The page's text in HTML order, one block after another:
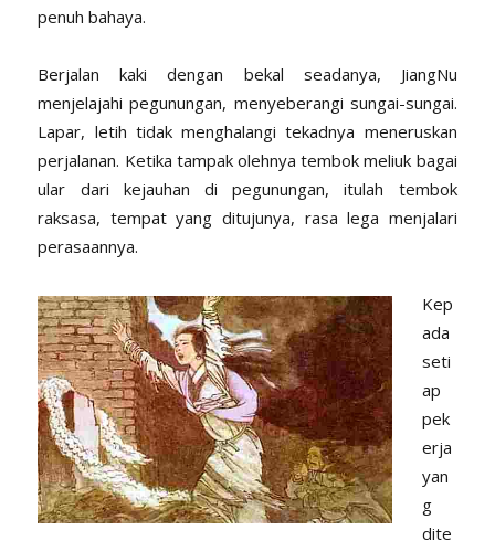
penuh bahaya.
Berjalan kaki dengan bekal seadanya, JiangNu
menjelajahi pegunungan, menyeberangi sungai-sungai.
Lapar, letih tidak menghalangi tekadnya meneruskan
perjalanan. Ketika tampak olehnya tembok meliuk bagai
ular dari kejauhan di pegunungan, itulah tembok
raksasa, tempat yang ditujunya, rasa lega menjalari
perasaannya.
Kep
ada
seti
ap
pek
erja
yan
g
dite